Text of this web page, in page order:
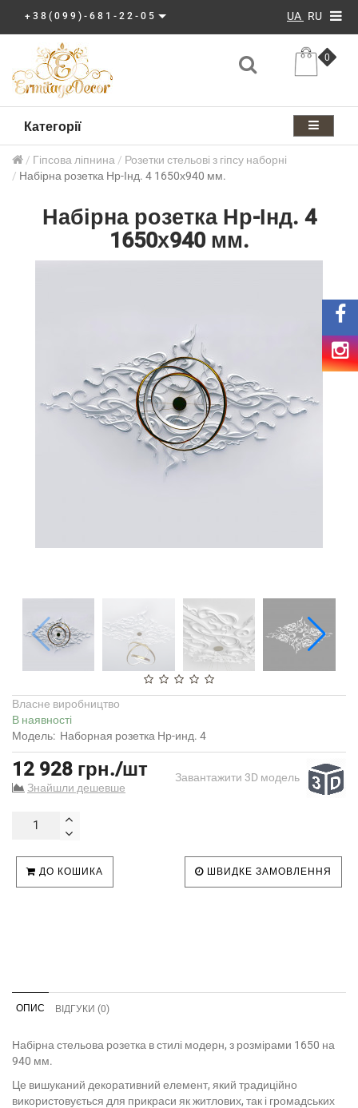
+38(099)-681-22-05 UA RU
0
Категорії
Гіпсова ліпнина
Розетки стельові з гіпсу наборні
Набірна розетка Нр-Інд. 4 1650х940 мм.
Набірна розетка Нр-Інд. 4
1650х940 мм.
Власне виробництво
В наявності
Модель: Наборная розетка Нр-инд. 4
12 928 грн./шт
Знайшли дешевше
Завантажити 3D модель
ДО КОШИКА ШВИДКЕ ЗАМОВЛЕННЯ
ОПИС ВІДГУКИ (0)
Набірна стельова розетка в стилі модерн, з розмірами 1650 на
940 мм.
Це вишуканий декоративний елемент, який традиційно
використовується для прикраси як житлових, так і громадських